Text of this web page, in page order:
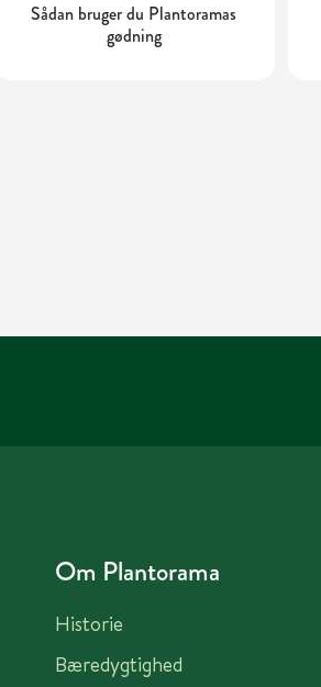
Sådan bruger du Plantoramas
gødning
Om Plantorama
Historie
Bæredygtighed